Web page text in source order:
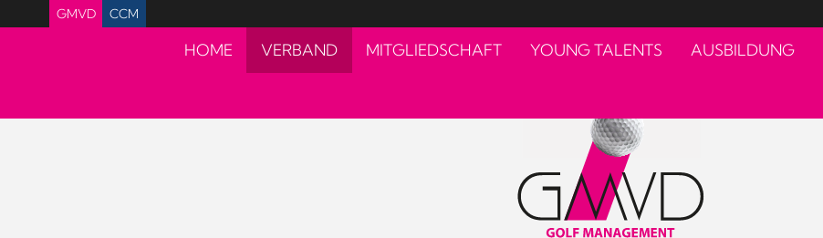
GMVD CCM
HOME VERBAND MITGLIEDSCHAFT YOUNG TALENTS AUSBILDUNG